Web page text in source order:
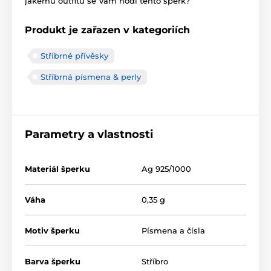
Produkt je zařazen v kategoriích
Stříbrné přívěsky
Stříbrná písmena & perly
Parametry a vlastnosti
Materiál šperku Ag 925/1000
Váha 0,35 g
Motiv šperku Písmena a čísla
Barva šperku Stříbro